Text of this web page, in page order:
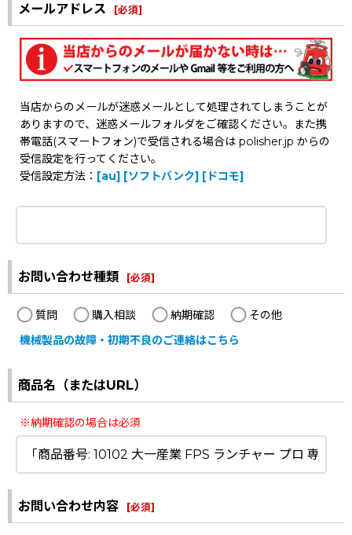
メールアドレス [必須]
当店からのメールが迷惑メールとして処理されてしまうことが
ありますので、迷惑メールフォルダをご確認ください。また携
帯電話(スマートフォン)で受信される場合は polisher.jp からの
受信設定を行ってください。
受信設定方法： [au] [ソフトバンク] [ドコモ]
お問い合わせ種類 [必須]
質問 購入相談 納期確認
その他
機械製品の故障・初期不良のご連絡はこちら
商品名（またはURL）
※納期確認の場合は必須
お問い合わせ内容 [必須]